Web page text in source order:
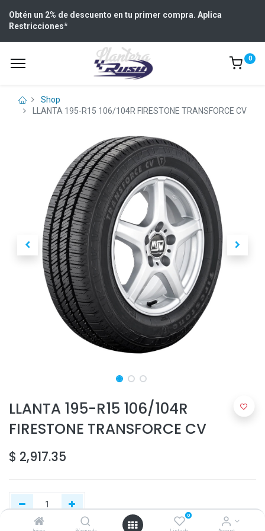
0
Obtén un 2% de descuento en tu primer compra. Aplica
Restricciones*
0
Shop
LLANTA 195-R15 106/104R FIRESTONE TRANSFORCE CV
LLANTA 195-R15 106/104R
FIRESTONE TRANSFORCE CV
$ 2,917.35